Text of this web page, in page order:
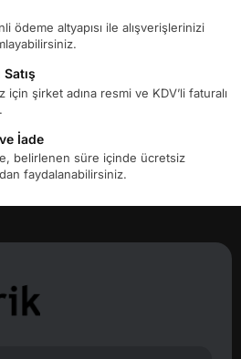
ödeme altyapısı ile alışverişlerinizi
şirket adına resmi ve KDV’li faturalı
İade
belirlenen süre içinde ücretsiz
faydalanabilirsiniz.